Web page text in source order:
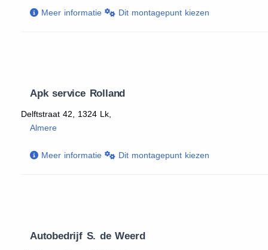
Meer informatie Dit montagepunt kiezen
Apk service Rolland
Delftstraat 42, 1324 Lk,
Almere
Meer informatie Dit montagepunt kiezen
Autobedrijf S. de Weerd